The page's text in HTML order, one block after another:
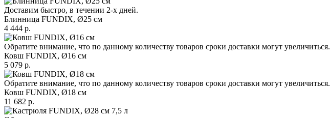
Доставим быстро, в течении 2-х дней.
Блинница FUNDIX, Ø25 см
4 444 р.
Обратите внимание, что по данному количеству товаров сроки доставки могут увеличиться.
Ковш FUNDIX, Ø16 см
5 079 р.
Обратите внимание, что по данному количеству товаров сроки доставки могут увеличиться.
Ковш FUNDIX, Ø18 см
11 682 р.